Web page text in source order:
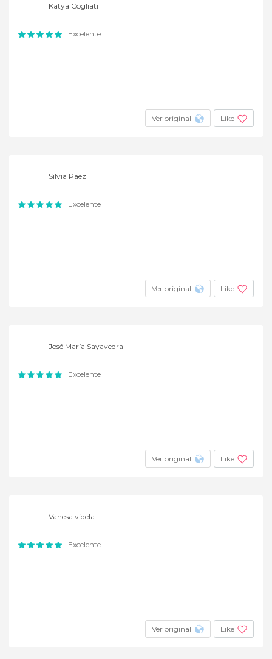
Katya Cogliati
Excelente
Ver original Like
Silvia Paez
Excelente
Ver original Like
José María Sayavedra
Excelente
Ver original Like
Vanesa videla
Excelente
Ver original Like